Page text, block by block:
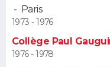
Alimentation
Guide de la santé
Maladies
Médicaments
Sommeil
VOYAGE
Destinations
City break
Voyage nature
Voyage de noces
Forum
Climat
+
PHOTO
- Paris
1973 - 1976
Collège Paul
1976 - 1978